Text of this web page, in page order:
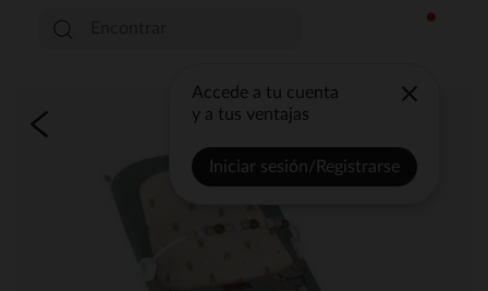
Accede a tu cuenta
y a tus ventajas
Iniciar sesión/Registrarse